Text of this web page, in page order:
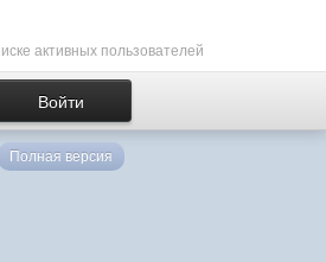
активных пользователей
Полная версия